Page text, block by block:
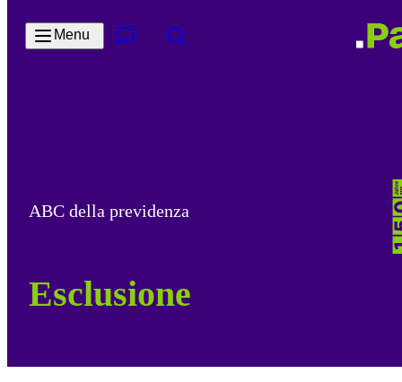
Menu
ABC della previdenza
Esclusione